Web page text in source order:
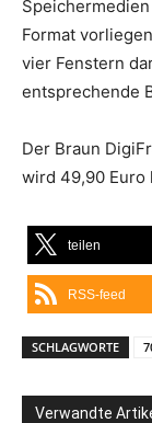
Format
vier Fenstern
entsprechende
Der Braun
wird 49,90 Euro
teilen
RSS-feed
SCHLAGWORTE
Verwandte